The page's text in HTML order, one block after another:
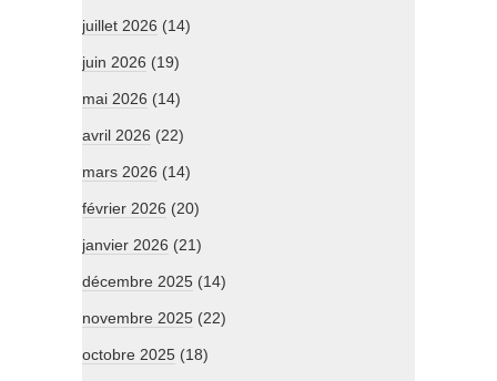
juillet 2026 (14)
juin 2026 (19)
mai 2026 (14)
avril 2026 (22)
mars 2026 (14)
février 2026 (20)
janvier 2026 (21)
décembre 2025 (14)
novembre 2025 (22)
octobre 2025 (18)